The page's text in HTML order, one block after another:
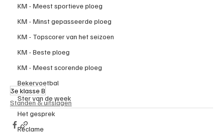
KM - Meest sportieve ploeg
KM - Minst gepasseerde ploeg
KM - Topscorer van het seizoen
KM - Beste ploeg
KM - Meest scorende ploeg
Bekervoetbal
Ster van de week
Het gesprek
Reclame
3e klasse B
Standen & uitslagen